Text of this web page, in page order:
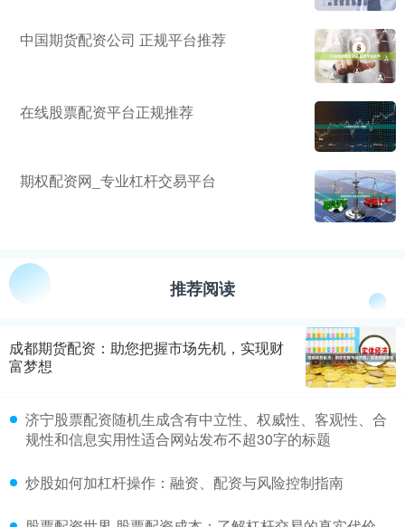
中国期货配资公司 正规平台推荐
在线股票配资平台正规推荐
期权配资网_专业杠杆交易平台
推荐阅读
成都期货配资：助您把握市场先机，实现财
富梦想
济宁股票配资随机生成含有中立性、权威性、客观性、合
规性和信息实用性适合网站发布不超30字的标题
炒股如何加杠杆操作：融资、配资与风险控制指南